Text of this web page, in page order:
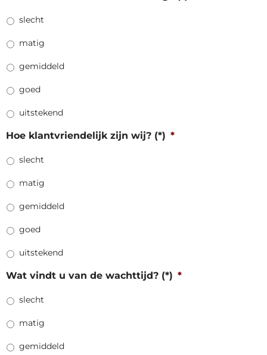
slecht
matig
gemiddeld
goed
uitstekend
Hoe klantvriendelijk zijn wij? (*) *
slecht
matig
gemiddeld
goed
uitstekend
Wat vindt u van de wachttijd? (*) *
slecht
matig
gemiddeld